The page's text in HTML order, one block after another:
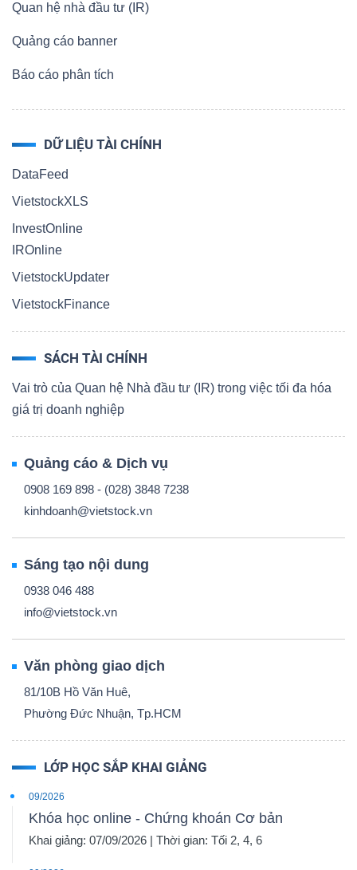
Quan hệ nhà đầu tư (IR)
Quảng cáo banner
Báo cáo phân tích
DỮ LIỆU TÀI CHÍNH
DataFeed
VietstockXLS
InvestOnline
IROnline
VietstockUpdater
VietstockFinance
SÁCH TÀI CHÍNH
Vai trò của Quan hệ Nhà đầu tư (IR) trong việc tối đa hóa
giá trị doanh nghiệp
Quảng cáo & Dịch vụ
0908 169 898 - (028) 3848 7238
kinhdoanh@vietstock.vn
Sáng tạo nội dung
0938 046 488
info@vietstock.vn
Văn phòng giao dịch
81/10B Hồ Văn Huê,
Phường Đức Nhuận, Tp.HCM
LỚP HỌC SẮP KHAI GIẢNG
09/2026
Khóa học online - Chứng khoán Cơ bản
Khai giảng: 07/09/2026 | Thời gian: Tối 2, 4, 6